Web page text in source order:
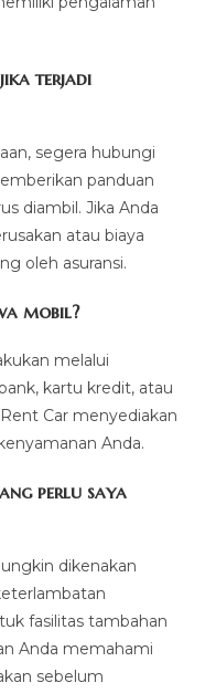
terjadi
segera hubungi
panduan
diambil. Jika Anda
atau biaya
oleh asuransi.
mobil?
melalui
kartu kredit, atau
Car menyediakan
Anda.
perlu saya
dikenakan
fasilitas tambahan
Anda memahami
sebelum